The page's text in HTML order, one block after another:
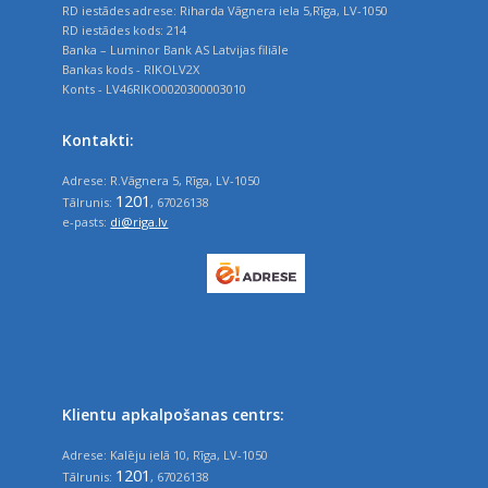
RD iestādes adrese: Riharda Vāgnera iela 5,Rīga, LV-1050
RD iestādes kods: 214
Banka – Luminor Bank AS Latvijas filiāle
Bankas kods - RIKOLV2X
Konts - LV46RIKO0020300003010
Kontakti:
Adrese: R.Vāgnera 5, Rīga, LV-1050
Tālrunis: 1201 , 67026138
e-pasts: di@riga.lv
Klientu apkalpošanas centrs:
Adrese: Kalēju ielā 10, Rīga, LV-1050
Tālrunis: 1201, 67026138